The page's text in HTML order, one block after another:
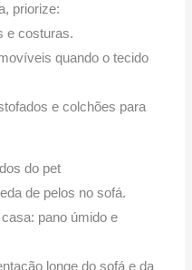
priorize:
e costuras.
quando o tecido
e colchões para
do pet
de pelos no sofá.
pano úmido e
longe do sofá e da